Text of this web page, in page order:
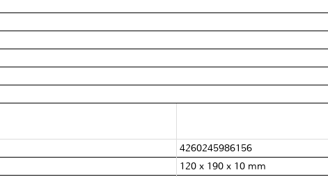
4260245986156
120 x 190 x 10 mm